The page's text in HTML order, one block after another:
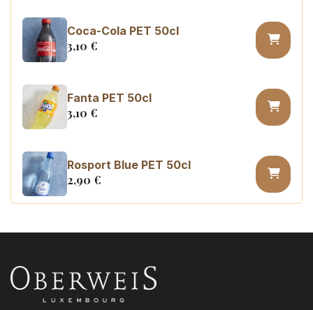
Coca-Cola PET 50cl
3,10 €
Fanta PET 50cl
3,10 €
Rosport Blue PET 50cl
2,90 €